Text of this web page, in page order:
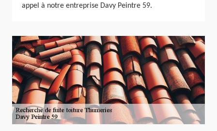
appel à notre entreprise Davy Peintre 59.